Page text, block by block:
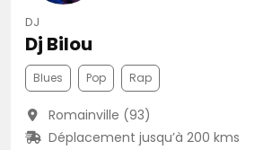
DJ
Dj Bilou
Blues Pop Rap
Romainville (93)
Déplacement jusqu’à 200 kms